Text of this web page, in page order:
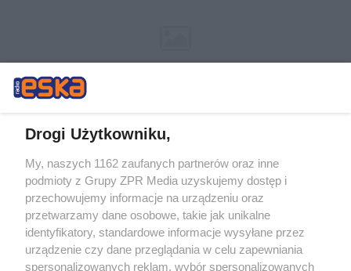
Żaden utwór zamieszczony w serwisie nie może być powielany i
rozpowszechniany lub dalej rozpowszechniany w jakikolwiek sposób (w
tym także elektroniczny lub mechaniczny) na jakimkolwiek polu
eksploatacji w jakiejkolwiek formie, włącznie z umieszczaniem w
Internecie bez pisemnej zgody właściciela praw. Jakiekolwiek użycie lub
wykorzystanie utworów w całości lub w części z naruszeniem prawa,
tzn. bez właściwej zgody, jest zabronione pod groźbą kary i może być
ścigane prawnie.
Drogi Użytkowniku,
My, naszych 1162 zaufanych partnerów oraz inne
podmioty z Grupy ZPR Media uzyskujemy dostęp i
przechowujemy informacje na urządzeniu oraz
przetwarzamy dane osobowe, takie jak unikalne
identyfikatory, standardowe informacje wysyłane przez
urządzenie czy dane przeglądania w celu zapewniania
spersonalizowanych reklam, wybór spersonalizowanych